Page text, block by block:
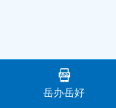
岳办岳好